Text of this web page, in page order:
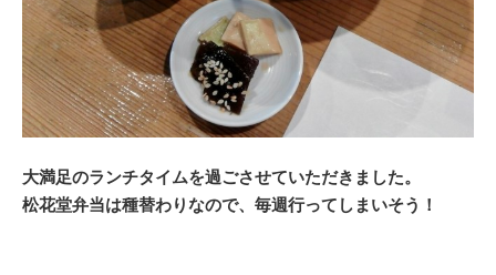
大満足のランチタイムを過ごさせていただきました。
松花堂弁当は種替わりなので、毎週行ってしまいそう！